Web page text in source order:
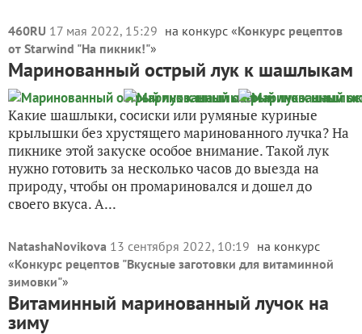
460RU 17 мая 2022, 15:29 на конкурс «Конкурс рецептов
от Starwind "На пикник!"»
Маринованный острый лук к шашлыкам
Какие шашлыки, сосиски или румяные куриные
крылышки без хрустящего маринованного лучка? На
пикнике этой закуске особое внимание. Такой лук
нужно готовить за несколько часов до выезда на
природу, чтобы он промариновался и дошел до
своего вкуса. А...
NatashaNovikova 13 сентября 2022, 10:19 на конкурс
«Конкурс рецептов "Вкусные заготовки для витаминной
зимовки"»
Витаминный маринованный лучок на
зиму